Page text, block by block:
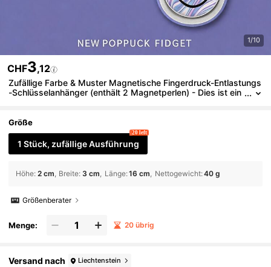
1/10
CHF3,12
Zufällige Farbe & Muster Magnetische Fingerdruck-Entlastungs
-Schlüsselanhänger (enthält 2 Magnetperlen) - Dies ist ein
hematischen Stressabbau-Artikels und eines coolen Spielzeug
s kombiniert. Dieses tragbare Finger-Spielzeug ist für den Eins
atz im Büro, in der Schule, im Freien und bei verschiedenen and
eren Gelegenheiten geeignet.
Größe
1 Stück, zufällige Ausführung
20 left
Höhe: 2 cm Breite: 3 cm Länge:16 cm Nettogewicht:40 g
Größenberater
Menge: 20 übrig
Versand nach Liechtenstein